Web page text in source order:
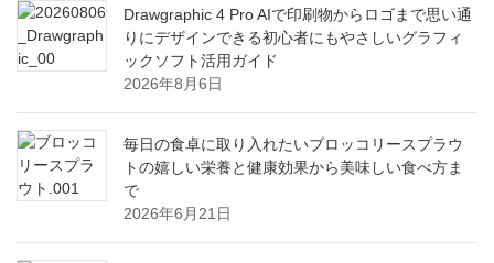
Drawgraphic 4 Pro AIで印刷物からロゴまで思い通
りにデザインできる初心者にもやさしいグラフィ
ックソフト活用ガイド
2026年8月6日
毎日の食卓に取り入れたいブロッコリースプラウ
トの嬉しい栄養と健康効果から美味しい食べ方ま
で
2026年6月21日